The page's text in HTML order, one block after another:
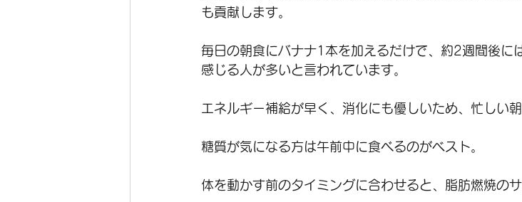
も貢献します。
毎日の朝食にバナナ1本を加えるだけで、約2週間後に
感じる人が多いと言われています。
エネルギー補給が早く、消化にも優しいため、忙しい朝
糖質が気になる方は午前中に食べるのがベスト。
体を動かす前のタイミングに合わせると、脂肪燃焼の